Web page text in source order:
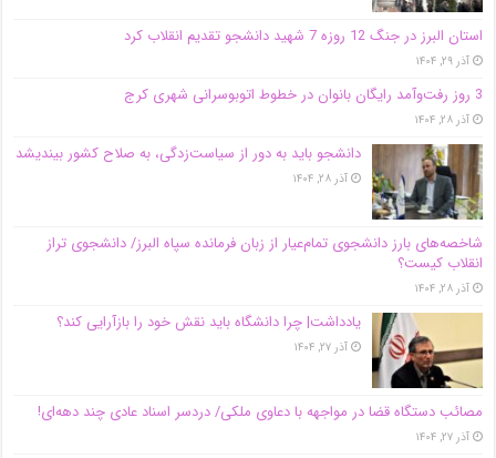
استان البرز در جنگ 12 روزه 7 شهید دانشجو تقدیم انقلاب کرد
آذر ۲۹, ۱۴۰۴
3 روز رفت‌وآمد رایگان بانوان در خطوط اتوبوسرانی شهری کرج
آذر ۲۸, ۱۴۰۴
دانشجو باید به دور از سیاست‌زدگی، به صلاح کشور بیندیشد
آذر ۲۸, ۱۴۰۴
شاخصه‌های بارز دانشجوی تمام‌عیار از زبان فرمانده سپاه البرز/ دانشجوی تراز
انقلاب کیست؟
آذر ۲۸, ۱۴۰۴
یادداشت| چرا دانشگاه باید نقش خود را بازآرایی کند؟
آذر ۲۷, ۱۴۰۴
مصائب دستگاه قضا در مواجهه با دعاوی ملکی/ دردسر اسناد عادی چند‌ دهه‌ای!
آذر ۲۷, ۱۴۰۴